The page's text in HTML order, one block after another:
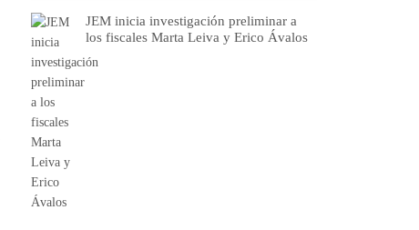
JEM inicia investigación preliminar a
los fiscales Marta Leiva y Erico Ávalos